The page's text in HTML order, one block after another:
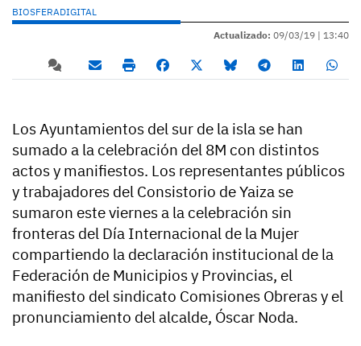
BIOSFERADIGITAL
Actualizado: 09/03/19 | 13:40
Los Ayuntamientos del sur de la isla se han
sumado a la celebración del 8M con distintos
actos y manifiestos. Los representantes públicos
y trabajadores del Consistorio de Yaiza se
sumaron este viernes a la celebración sin
fronteras del Día Internacional de la Mujer
compartiendo la declaración institucional de la
Federación de Municipios y Provincias, el
manifiesto del sindicato Comisiones Obreras y el
pronunciamiento del alcalde, Óscar Noda.